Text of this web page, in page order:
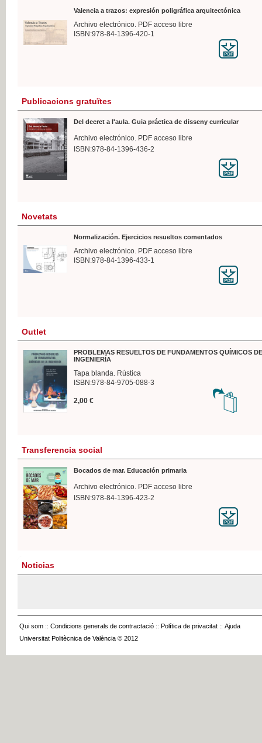
Valencia a trazos: expresión poligráfica arquitectónica
Archivo electrónico. PDF acceso libre
ISBN:978-84-1396-420-1
Publicacions gratuïtes
Del decret a l'aula. Guia práctica de disseny curricular
Archivo electrónico. PDF acceso libre
ISBN:978-84-1396-436-2
Novetats
Normalización. Ejercicios resueltos comentados
Archivo electrónico. PDF acceso libre
ISBN:978-84-1396-433-1
Outlet
PROBLEMAS RESUELTOS DE FUNDAMENTOS QUÍMICOS
INGENIERÍA
Tapa blanda. Rústica
ISBN:978-84-9705-088-3
2,00 €
Transferencia social
Bocados de mar. Educación primaria
Archivo electrónico. PDF acceso libre
ISBN:978-84-1396-423-2
Noticias
Qui som :: Condicions generals de contractació :: Política de privacitat :: Ajuda
Universitat Politècnica de València © 2012